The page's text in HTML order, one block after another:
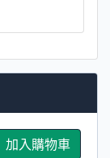
加入購物車